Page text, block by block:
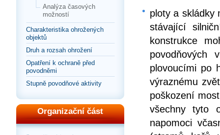
Analýza časových
možností
Charakteristika ohrožených
objektů
Druh a rozsah ohrožení
Opatření k ochraně před
povodněmi
Stupně povodňové aktivity
Organizační část
ploty a skládky
stávající
konstrukce
povodňových
plovoucími po
výraznému
poškození
všechny tyto
napomoci